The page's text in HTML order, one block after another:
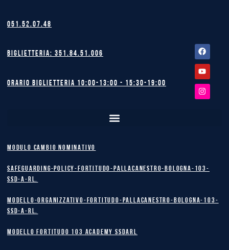
Facebook
Youtube
Instagram
051.52.07.48
Biglietteria: 351.84.51.006
Orario biglietteria 10:00-13:00 - 15:30-19:00
MODULO CAMBIO NOMINATIVO
safeguarding-policy-Fortitudo-Pallacanestro-Bologna-103-
SSD-A-RL.
Modello-Organizzativo-Fortitudo-Pallacanestro-Bologna-103-
SSD-A-RL.
MODELLO FORTITUDO 103 ACADEMY SSDARL